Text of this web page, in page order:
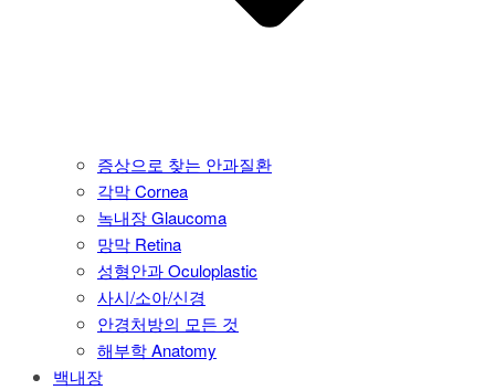
증상으로 찾는 안과질환
각막 Cornea
녹내장 Glaucoma
망막 Retina
성형안과 Oculoplastic
사시/소아/신경
안경처방의 모든 것
해부학 Anatomy
백내장